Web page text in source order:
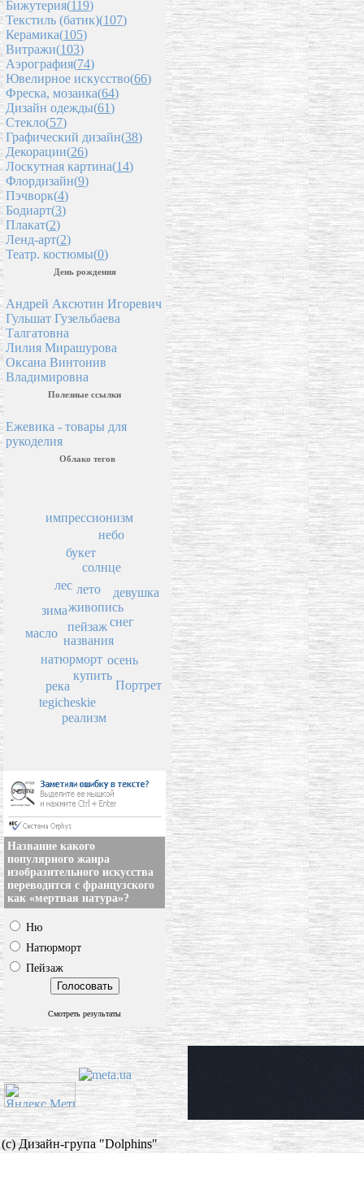
Бижутерия(119)
Текстиль (батик)(107)
Керамика(105)
Витражи(103)
Аэрография(74)
Ювелирное искусство(66)
Фреска, мозаика(64)
Дизайн одежды(61)
Стекло(57)
Графический дизайн(38)
Декорации(26)
Лоскутная картина(14)
Флордизайн(9)
Пэчворк(4)
Бодиарт(3)
Плакат(2)
Ленд-арт(2)
Театр. костюмы(0)
День рождения
Андрей Аксютин Игоревич
Гульшат Гузельбаева
Талгатовна
Лилия Мирашурова
Оксана Винтонив
Владимировна
Полезные ссылки
Ежевика - товары для
рукоделия
Облако тегов
пейзаж
названия
живопись
лето
натюрморт
купить
солнце
лес
зима
осень
букет
масло
река
снег
tegicheskie
реализм
небо
импрессионизм
Портрет
девушка
Название какого
популярного жанра
изобразительного искусства
переводится с французского
как «мертвая натура»?
Ню
Натюрморт
Пейзаж
Смотреть результаты
(c) Дизайн-група "Dolphins"